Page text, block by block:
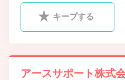
キープする
アースサポート株式